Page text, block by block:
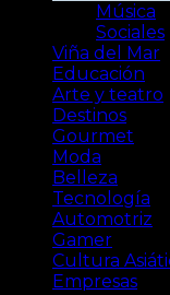
Música
Sociales
Viña del Mar
Educación
Arte y teatro
Destinos
Gourmet
Moda
Belleza
Tecnología
Automotriz
Gamer
Cultura
Empresas